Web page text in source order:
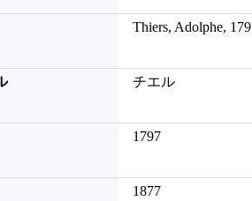
Thiers, Adolphe,
チエル
1797
1877